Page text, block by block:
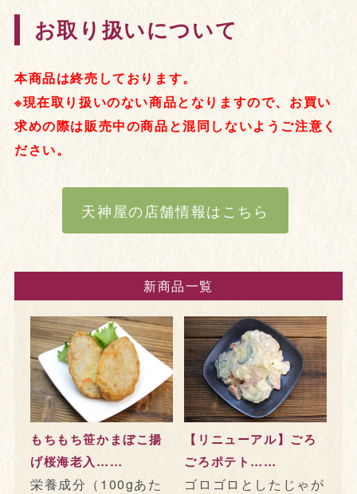
お取り扱いについて
本商品は終売しております。
※現在取り扱いのない商品となりますので、お買い
求めの際は販売中の商品と混同しないようご注意く
ださい。
天神屋の店舗情報はこちら
新商品一覧
もちもち笹かまぼこ揚
げ桜海老入……
栄養成分（100gあた
【リニューアル】ごろ
ごろポテト……
ゴロゴロとしたじゃが